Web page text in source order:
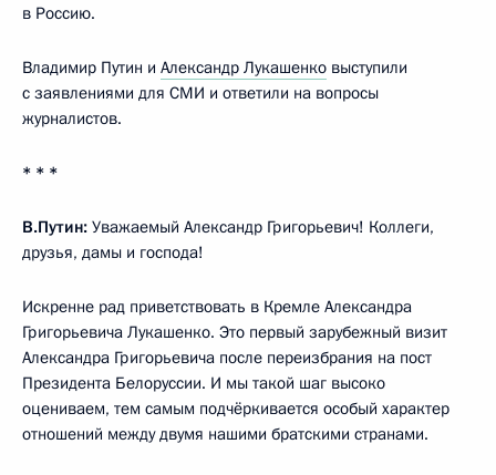
в Россию.
Владимир Путин и Александр Лукашенко выступили
с заявлениями для СМИ и ответили на вопросы
журналистов.
* * *
В.Путин: Уважаемый Александр Григорьевич! Коллеги,
друзья, дамы и господа!
Искренне рад приветствовать в Кремле Александра
Григорьевича Лукашенко. Это первый зарубежный визит
Александра Григорьевича после переизбрания на пост
Президента Белоруссии. И мы такой шаг высоко
оцениваем, тем самым подчёркивается особый характер
отношений между двумя нашими братскими странами.